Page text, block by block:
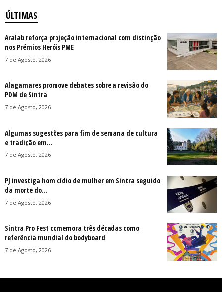
ÚLTIMAS
Aralab reforça projeção internacional com distinção
nos Prémios Heróis PME
7 de Agosto, 2026
Alagamares promove debates sobre a revisão do
PDM de Sintra
7 de Agosto, 2026
Algumas sugestões para fim de semana de cultura
e tradição em...
7 de Agosto, 2026
PJ investiga homicídio de mulher em Sintra seguido
da morte do...
7 de Agosto, 2026
Sintra Pro Fest comemora três décadas como
referência mundial do bodyboard
7 de Agosto, 2026